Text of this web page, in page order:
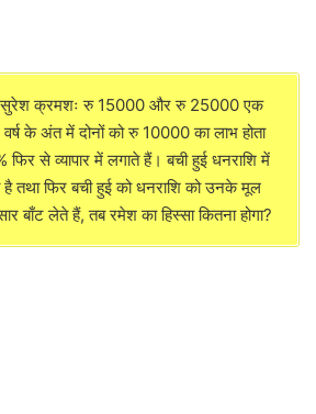
सुरेश क्रमशः रु 15000 और रु 25000 एक
के अंत में दोनों को रु 10000 का लाभ होता
से व्यापार में लगाते हैं। बची हुई धनराशि में
तथा फिर बची हुई को धनराशि को उनके मूल
बाँट लेते हैं, तब रमेश का हिस्सा कितना होगा?